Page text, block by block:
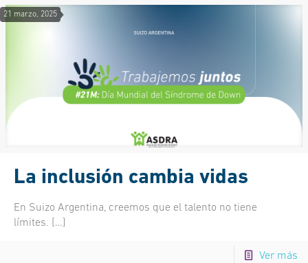
21 marzo, 2025
La inclusión cambia vidas
En Suizo Argentina, creemos que el talento no tiene
límites. […]
Ver más